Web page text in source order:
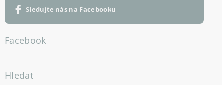
Sledujte nás na Facebooku
Facebook
Hledat